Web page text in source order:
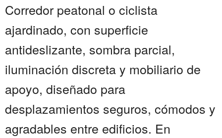
Corredor peatonal o ciclista
ajardinado, con superficie
antideslizante, sombra parcial,
iluminación discreta y mobiliario de
apoyo, diseñado para
desplazamientos seguros, cómodos y
agradables entre edificios. En